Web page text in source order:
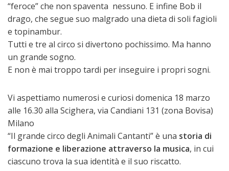
“feroce” che non spaventa nessuno. E infine Bob il
drago, che segue suo malgrado una dieta di soli fagioli
e topinambur.
Tutti e tre al circo si divertono pochissimo. Ma hanno
un grande sogno.
E non è mai troppo tardi per inseguire i propri sogni.
Vi aspettiamo numerosi e curiosi domenica 18 marzo
alle 16.30 alla Scighera, via Candiani 131 (zona Bovisa)
Milano
“Il grande circo degli Animali Cantanti” è una storia di
formazione e liberazione attraverso la musica, in cui
ciascuno trova la sua identità e il suo riscatto.